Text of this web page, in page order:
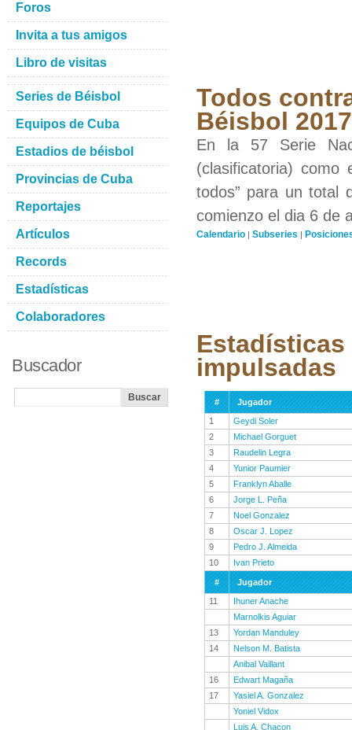
Todos
Béisbol
En la 57 Serie
(clasificatoria) como
todos” para un total
comienzo el dia 6 de
Calendario | Subseries |
Estadísticas
impulsadas
#
Jugador
1
Geydi Soler
2
Michael Gorguet
3
Raudelin Legra
4
Yunior Paumier
5
Franklyn Aballe
6
Jorge L. Peña
7
Noel Gonzalez
8
Oscar J. Lopez
9
Pedro J. Almeida
10
Ivan Prieto
#
Jugador
11
Ihuner Anache
Marnolkis Aguiar
13
Yordan Manduley
14
Nelson M. Batista
Anibal Vaillant
16
Edwart Magaña
17
Yasiel A. Gonzalez
Yoniel Vidox
Luis A. Chacon
Foros
Invita a tus amigos
Libro de visitas
Series de Béisbol
Equipos de Cuba
Estadios de béisbol
Provincias de Cuba
Reportajes
Artículos
Records
Estadísticas
Colaboradores
Buscador